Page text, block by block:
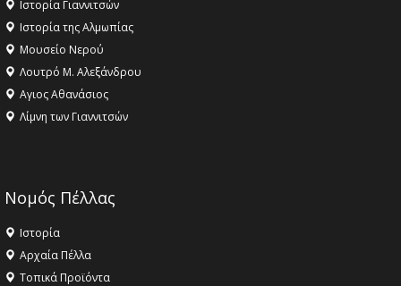
Ιστορία Γιαννιτσών
Ιστορία της Αλμωπίας
Μουσείο Νερού
Λουτρό Μ. Αλεξάνδρου
Αγιος Αθανάσιος
Λίμνη των Γιαννιτσών
Νομός Πέλλας
Ιστορία
Αρχαία Πέλλα
Τοπικά Προϊόντα